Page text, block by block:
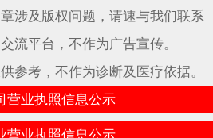
涉及版权问题，请速与我们联系
流平台，不作为广告宣传。
参考，不作为诊断及医疗依据。
营业执照信息公示